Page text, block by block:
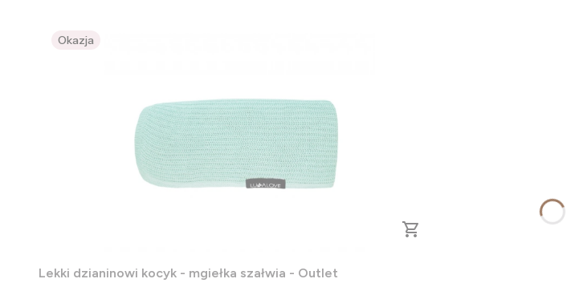
Okazja
Lekki dzianinowi kocyk - mgiełka szałwia - Outlet